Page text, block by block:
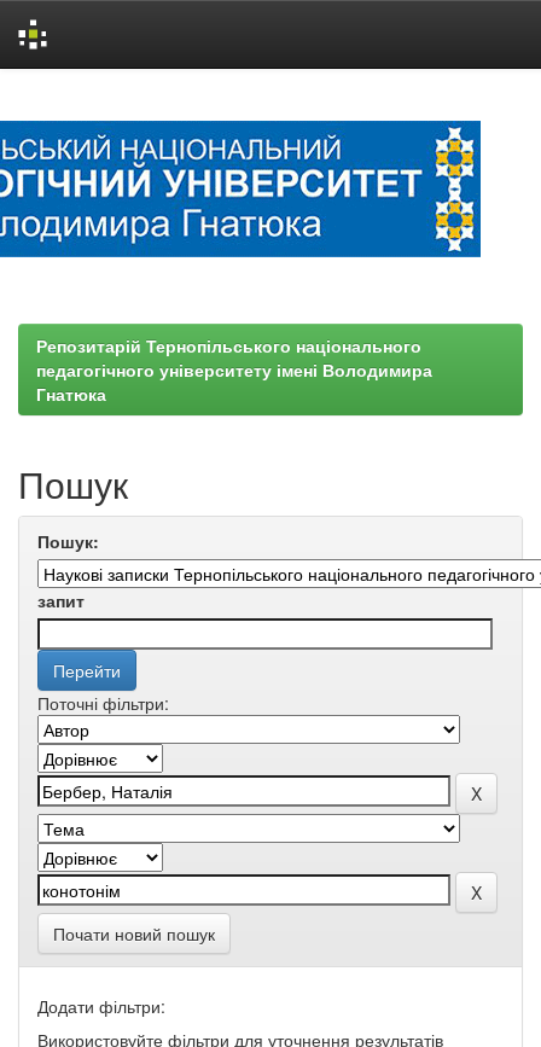
Репозитарій Тернопільського національного
педагогічного університету імені Володимира
Гнатюка
Пошук
Пошук:
запит
Поточні фільтри:
Почати новий пошук
Додати фільтри:
Використовуйте фільтри для уточнення результатів